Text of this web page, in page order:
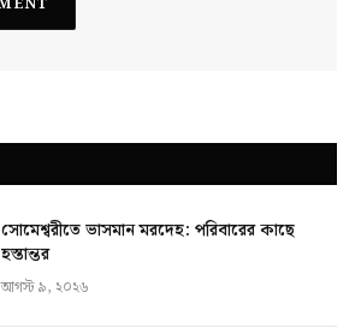
সোমেশ্বরীতে ভাসমান মরদেহ: পরিবারের কাছে
হস্তান্তর
আগস্ট ৯, ২০২৬